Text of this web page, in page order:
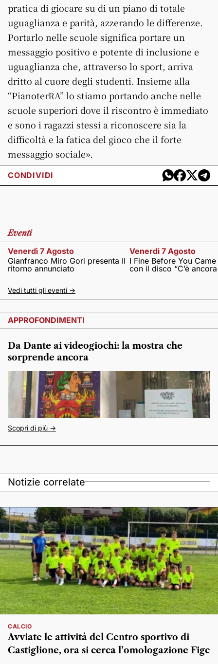
pratica di giocare su di un piano di totale
uguaglianza e parità, azzerando le differenze.
Portarlo nelle scuole significa portare un
messaggio positivo e potente di inclusione e
uguaglianza che, attraverso lo sport, arriva
dritto al cuore degli studenti. Insieme alla
“PianoterRA” lo stiamo portando anche nelle
scuole superiori dove il riscontro è immediato
e sono i ragazzi stessi a riconoscere sia la
difficoltà e la fatica del gioco che il forte
messaggio sociale».
CONDIVIDI
Eventi
Venerdì 7 Agosto
Gianfranco Miro Gori presenta Il
ritorno annunciato
Venerdì 7 Agosto
I Fine Before You
con il disco “C’è
Vedi tutti gli eventi ->
APPROFONDIMENTI
Da Dante ai videogiochi: la mostra che
sorprende ancora
Scopri di più ->
Notizie correlate
CALCIO
Avviate le attività del Centro sportivo di
Castiglione, ora si cerca l’omologazione Figc